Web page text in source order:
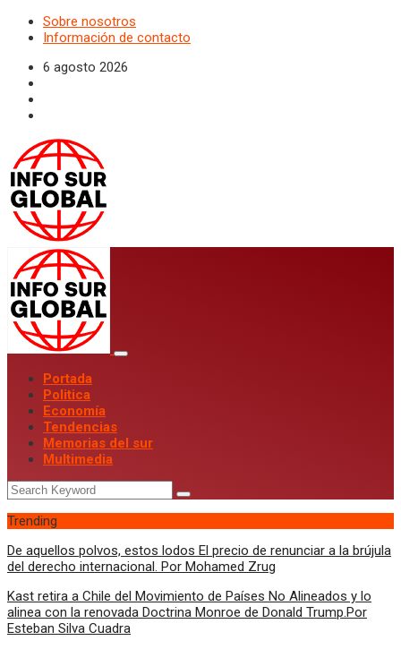
Sobre nosotros
Información de contacto
6 agosto 2026
Portada
Politica
Economía
Tendencias
Memorias del sur
Multimedia
Trending
De aquellos polvos, estos lodos El precio de renunciar a la brújula
del derecho internacional. Por Mohamed Zrug
Kast retira a Chile del Movimiento de Países No Alineados y lo
alinea con la renovada Doctrina Monroe de Donald Trump.Por
Esteban Silva Cuadra